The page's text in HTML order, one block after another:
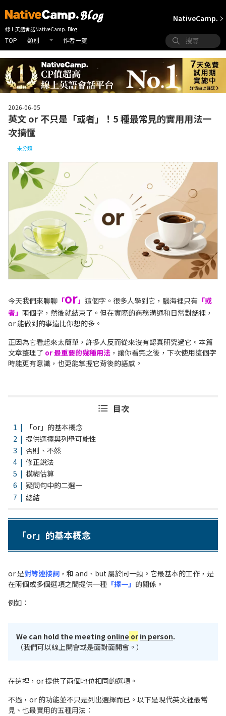
線上英語會話NativeCamp. Blog
TOP 類別 作者一覽
NativeCamp.
2026-06-05
英文 or 不只是「或者」！5 種最常見的實用用法一
次搞懂
未分類
今天我們來聊聊 「or」 這個字。很多人學到它，腦海裡只有 「或
者」 兩個字，然後就結束了。但在實際的商務溝通和日常對話裡，
or 能做到的事遠比你想的多。
正因為它看起來太簡單，許多人反而從來沒有認真研究過它。本篇
文章整理了 or 最重要的幾種用法 ，讓你看完之後，下次使用這個字
時能更有意識，也更能掌握它背後的語感。
目次
「or」的基本概念
提供選擇與列舉可能性
否則、不然
修正說法
模糊估算
疑問句中的二選一
總結
「or」的基本概念
or 是對等連接詞 ，和 and、but 屬於同一類。它最基本的工作，是
在兩個或多個選項之間提供一種 「擇一」 的關係。
例如：
We can hold the meeting online or in person.
（我們可以線上開會或是面對面開會。）
在這裡，or 提供了兩個地位相同的選項。
不過，or 的功能並不只是列出選擇而已。以下是現代英文裡最常
見、也最實用的五種用法：